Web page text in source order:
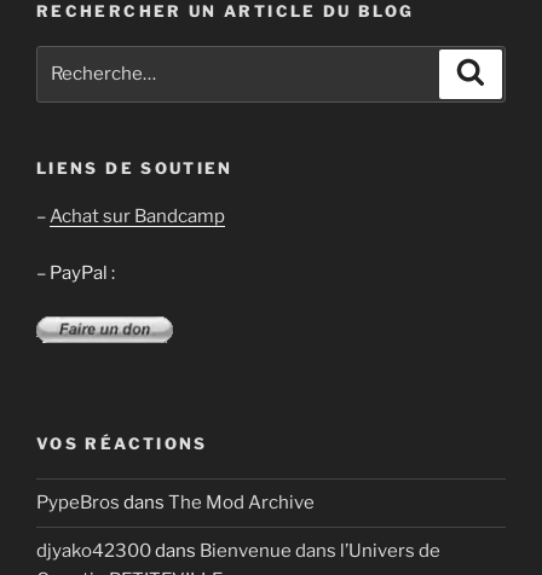
RECHERCHER UN ARTICLE DU BLOG
LIENS DE SOUTIEN
–Achat sur Bandcamp
– PayPal :
VOS RÉACTIONS
PypeBros dans The Mod Archive
djyako42300dans Bienvenue dans l’Univers de